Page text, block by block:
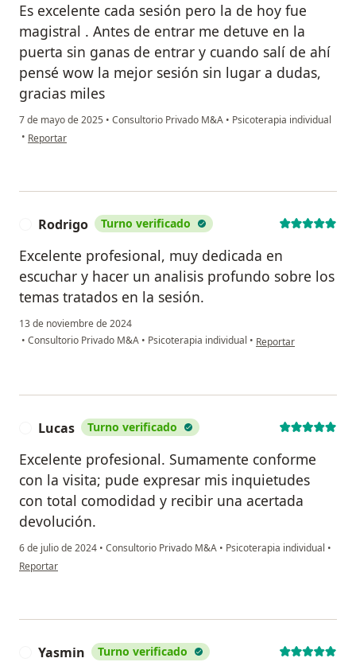
Es excelente cada sesión pero la de hoy fue
magistral . Antes de entrar me detuve en la
puerta sin ganas de entrar y cuando salí de ahí
pensé wow la mejor sesión sin lugar a dudas,
gracias miles
7 de mayo de 2025 • Consultorio Privado M&A • Psicoterapia individual
• en opinión del usuario Pavlo
Reportar
Rodrigo Turno verificado
Excelente profesional, muy dedicada en
escuchar y hacer un analisis profundo sobre los
temas tratados en la sesión.
13 de noviembre de 2024
• Consultorio Privado M&A • Psicoterapia individual • en opinión del usuario
Reportar
Lucas Turno verificado
Excelente profesional. Sumamente conforme
con la visita; pude expresar mis inquietudes
con total comodidad y recibir una acertada
devolución.
6 de julio de 2024 • Consultorio Privado M&A • Psicoterapia individual •
en opinión del usuario Lucas
Reportar
Yasmin Turno verificado